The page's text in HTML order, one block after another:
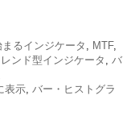
るインジケータ MTF,
レンド型インジケータ
バ
表示 バー・ヒストグラ